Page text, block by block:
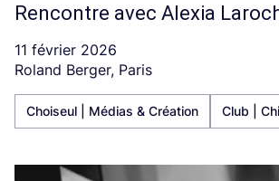
Rencontre avec Alexia
11 février 2026
Roland Berger, Paris
Choiseul | Médias & Création Club |